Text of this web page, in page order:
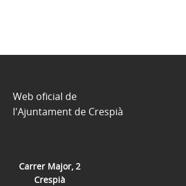
Carrer Major, 2
Crespià
Web oficial de
l'Ajuntament de Crespià